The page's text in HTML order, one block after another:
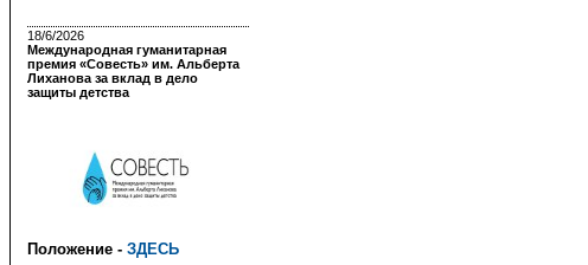
18/6/2026
Международная гуманитарная
премия «Совесть» им. Альберта
Лиханова за вклад в дело
защиты детства
Положение - ЗДЕСЬ